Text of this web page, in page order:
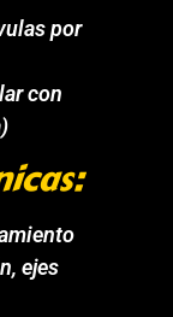
por
con
ejes